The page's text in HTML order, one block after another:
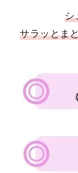
シ
サラッとま